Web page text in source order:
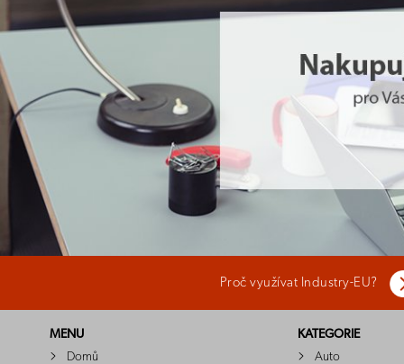
Proč využívat Industry-EU?
MENU
Domů
KATEGORIE
Auto